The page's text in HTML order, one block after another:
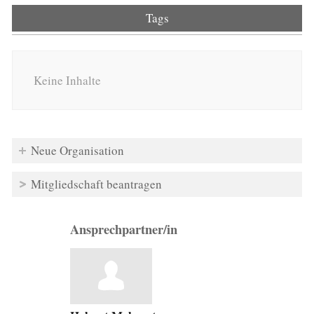
Tags
Keine Inhalte
Neue Organisation
Mitgliedschaft beantragen
Ansprechpartner/in